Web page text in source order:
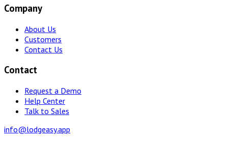
Company
About Us
Customers
Contact Us
Contact
Request a Demo
Help Center
Talk to Sales
info@lodgeasy.app